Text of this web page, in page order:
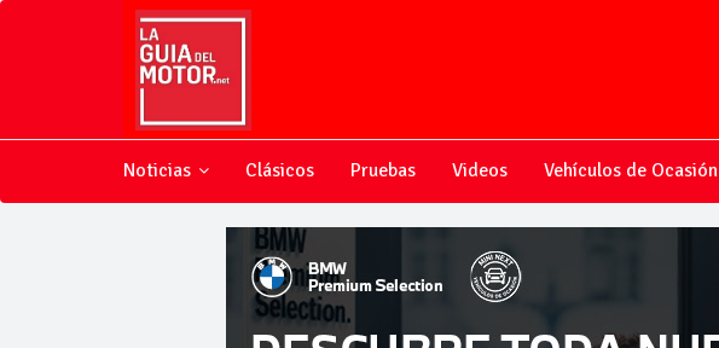
Noticias Clásicos Pruebas Videos Vehículos de Ocasión